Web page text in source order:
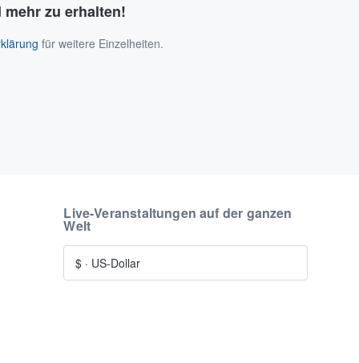
zu erhalten!
für weitere Einzelheiten.
Live-Veranstaltungen auf der ganzen
Welt
$ · US-Dollar